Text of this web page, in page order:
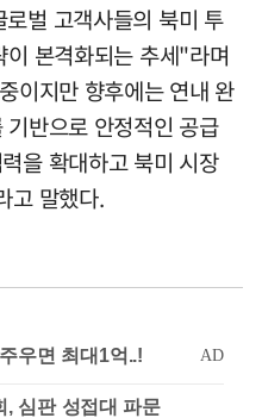
벌 고객사들의 북미 투
본격화되는 추세"라며
이지만 향후에는 연내 완
반으로 안정적인 공급
을 확대하고 북미 시장
고 말했다.
심판 성접대 파문